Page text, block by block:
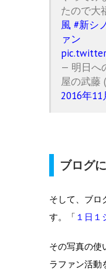
たので大
風 #新シ
ァン
— 明日へ
屋の武藤
2016年11
ブログ
そして、ブロ
す。「 １日１
その写真の使
ラファン活動